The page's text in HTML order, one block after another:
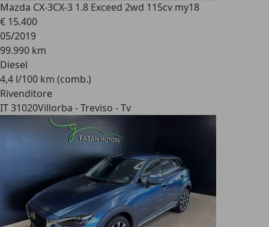
Mazda CX-3CX-3 1.8 Exceed 2wd 115cv my18
€ 15.400
05/2019
99.990 km
Diesel
4,4 l/100 km (comb.)
Rivenditore
IT 31020Villorba - Treviso - Tv